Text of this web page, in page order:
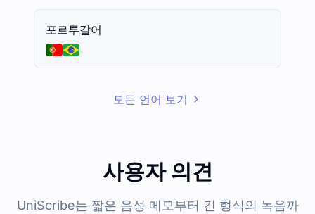
포르투갈어
모든 언어 보기
사용자 의견
UniScribe는 짧은 음성 메모부터 긴 형식의 녹음까